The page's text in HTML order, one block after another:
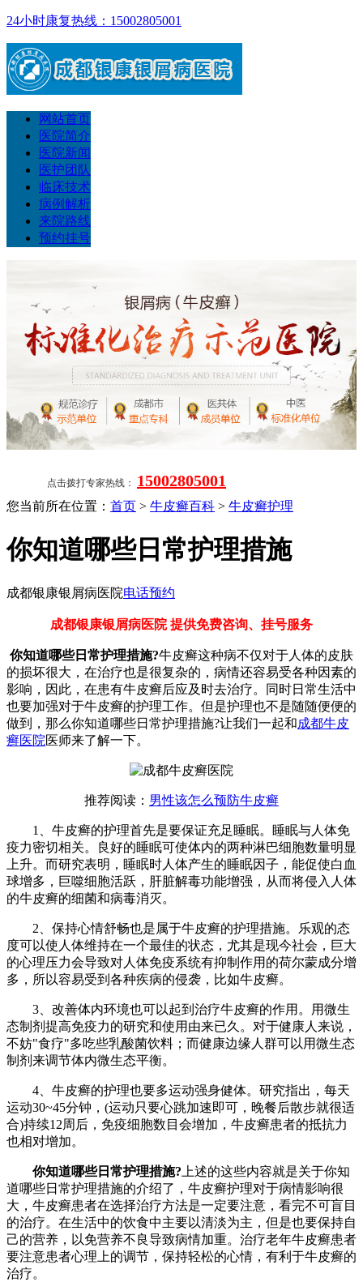
24小时康复热线：15002805001
网站首页
医院简介
医院新闻
医护团队
临床技术
病例解析
来院路线
预约挂号
点击拨打专家热线： 15002805001
您当前所在位置： 首页 > 牛皮癣百科 > 牛皮癣护理
你知道哪些日常护理措施
成都银康银屑病医院电话预约
成都银康银屑病医院 提供免费咨询、挂号服务
你知道哪些日常护理措施?牛皮癣这种病不仅对于人体的皮肤
的损坏很大，在治疗也是很复杂的，病情还容易受各种因素的
影响，因此，在患有牛皮癣后应及时去治疗。同时日常生活中
也要加强对于牛皮癣的护理工作。但是护理也不是随随便便的
做到，那么你知道哪些日常护理措施?让我们一起和成都牛皮
癣医院医师来了解一下。
推荐阅读： 男性该怎么预防牛皮癣
1、牛皮癣的护理首先是要保证充足睡眠。睡眠与人体免
疫力密切相关。良好的睡眠可使体内的两种淋巴细胞数量明显
上升。而研究表明，睡眠时人体产生的睡眠因子，能促使白血
球增多，巨噬细胞活跃，肝脏解毒功能增强，从而将侵入人体
的牛皮癣的细菌和病毒消灭。
2、保持心情舒畅也是属于牛皮癣的护理措施。乐观的态
度可以使人体维持在一个最佳的状态，尤其是现今社会，巨大
的心理压力会导致对人体免疫系统有抑制作用的荷尔蒙成分增
多，所以容易受到各种疾病的侵袭，比如牛皮癣。
3、改善体内环境也可以起到治疗牛皮癣的作用。用微生
态制剂提高免疫力的研究和使用由来已久。对于健康人来说，
不妨"食疗"多吃些乳酸菌饮料；而健康边缘人群可以用微生态
制剂来调节体内微生态平衡。
4、牛皮癣的护理也要多运动强身健体。研究指出，每天
运动30~45分钟，(运动只要心跳加速即可，晚餐后散步就很适
合)持续12周后，免疫细胞数目会增加，牛皮癣患者的抵抗力
也相对增加。
你知道哪些日常护理措施?上述的这些内容就是关于你知
道哪些日常护理措施的介绍了，牛皮癣护理对于病情影响很
大，牛皮癣患者在选择治疗方法是一定要注意，看完不可盲目
的治疗。在生活中的饮食中主要以清淡为主，但是也要保持自
己的营养，以免营养不良导致病情加重。治疗老年牛皮癣患者
要注意患者心理上的调节，保持轻松的心情，有利于牛皮癣的
治疗。